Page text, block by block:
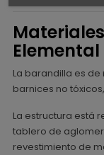
Elemental
La barandilla es
barnices no
La estructura está
tablero de
revestimiento de